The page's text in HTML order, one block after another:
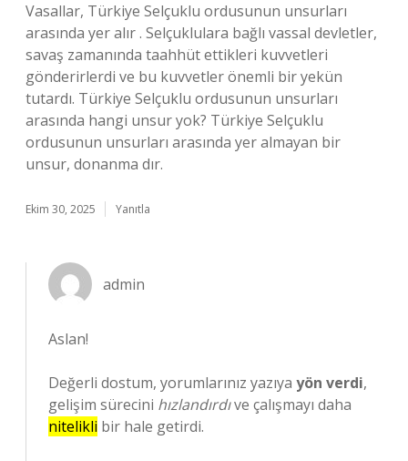
Vasallar, Türkiye Selçuklu ordusunun unsurları
arasında yer alır . Selçuklulara bağlı vassal devletler,
savaş zamanında taahhüt ettikleri kuvvetleri
gönderirlerdi ve bu kuvvetler önemli bir yekün
tutardı. Türkiye Selçuklu ordusunun unsurları
arasında hangi unsur yok? Türkiye Selçuklu
ordusunun unsurları arasında yer almayan bir
unsur, donanma dır.
Ekim 30, 2025 Yanıtla
admin
Aslan!
Değerli dostum, yorumlarınız yazıya yön verdi,
gelişim sürecini hızlandırdıve çalışmayı daha
nitelikli bir hale getirdi.